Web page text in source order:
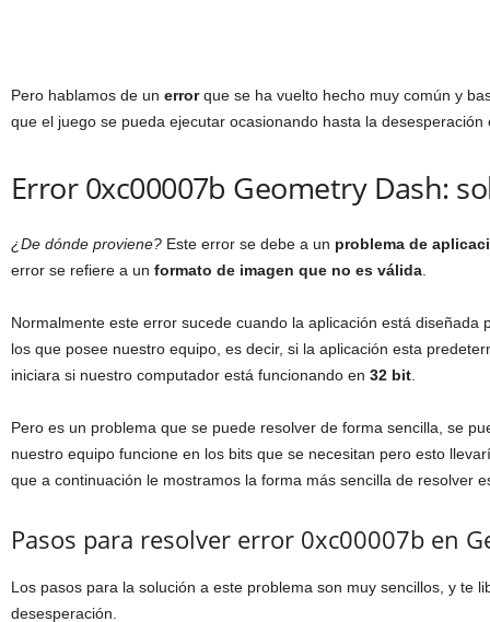
Pero hablamos de un errorque se ha vuelto hecho muy común y
que el juego se pueda ejecutar ocasionando hasta la desesperación
Error 0xc00007b Geometry Dash:
¿De dónde proviene? Este error se debe a un problema de
error se refiere a un formato de imagen que no es válida
Normalmente este error sucede cuando la aplicación está diseñada
los que posee nuestro equipo, es decir, si la aplicación esta
iniciara si nuestro computador está funcionando en 32 bit
Pero es un problema que se puede resolver de forma sencilla, se
nuestro equipo funcione en los bits que se necesitan pero esto
que a continuación le mostramos la forma más sencilla de resolver
Pasos para resolver error 0xc00007b en
Los pasos para la solución a este problema son muy sencillos, y te
desesperación.